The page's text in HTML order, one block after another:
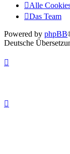
Alle
Das Team
Powered by phpBB
Deutsche